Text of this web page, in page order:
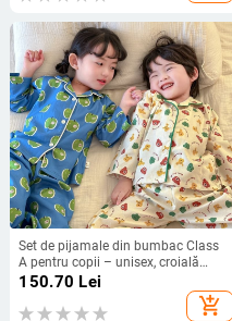
Set de pijamale din bumbac Class
A pentru copii – unisex, croială
lejeră, cardigan inclus, top cu
primăvară și toamnă
150.70 Lei
add_shopping_cart